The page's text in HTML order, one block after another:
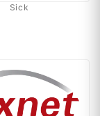
Sick